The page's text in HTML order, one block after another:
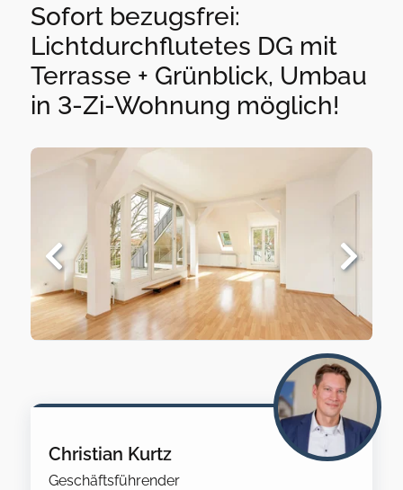
Sofort bezugsfrei:
Lichtdurchflutetes DG mit
Terrasse + Grünblick, Umbau
in 3-Zi-Wohnung möglich!
Christian Kurtz
Geschäftsführender